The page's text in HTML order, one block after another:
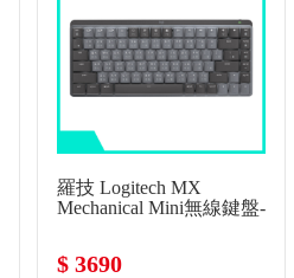
羅技 Logitech MX
Mechanical Mini無線鍵盤-
$ 3690